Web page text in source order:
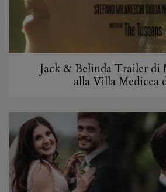
Jack & Belinda Trailer di
alla Villa Medicea